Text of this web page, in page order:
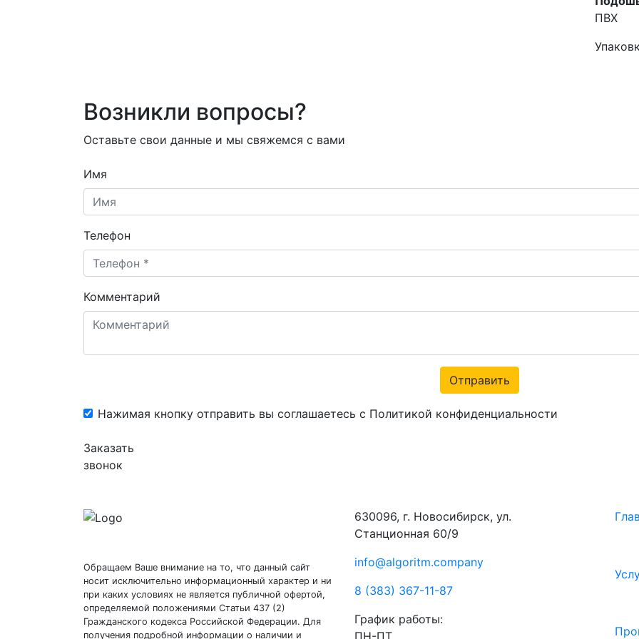
ПВХ
Возникли вопросы?
Оставьте свои данные и мы свяжемся с вами
Имя
Телефон
Комментарий
Отправить
Нажимая кнопку отправить вы соглашаетесь с Политикой конфиденциальности
Заказать
звонок
Обращаем Ваше внимание на то, что данный сайт
носит исключительно информационный характер и ни
при каких условиях не является публичной офертой,
определяемой положениями Статьи 437 (2)
Гражданского кодекса Российской Федерации. Для
получения подробной информации о наличии и
630096, г. Новосибирск, ул.
Станционная 60/9
info@algoritm.company
8 (383) 367-11-87
График работы:
ПН-ПТ